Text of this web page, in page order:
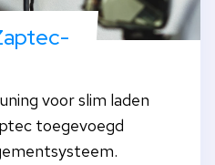
voor slim laden
toegevoegd